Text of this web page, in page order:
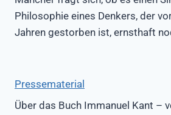
Philosophie eines Denkers, der
Jahren gestorben ist, ernsthaft
Pressematerial
Über das Buch Immanuel Kant –